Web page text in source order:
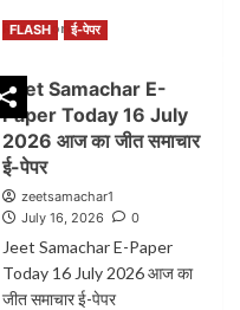
Read MoreRead
more
Jeet
Samachar
E-
18
July
2026
आज
का
FLASH ई-पेपर
Jeet Samachar E-
Paper Today 16 July
2026 आज का जीत समाचार
ई-पेपर
zeetsamachar1
July 16, 2026
0
Jeet Samachar E-Paper
Today 16 July 2026 आज का
जीत समाचार ई-पेपर